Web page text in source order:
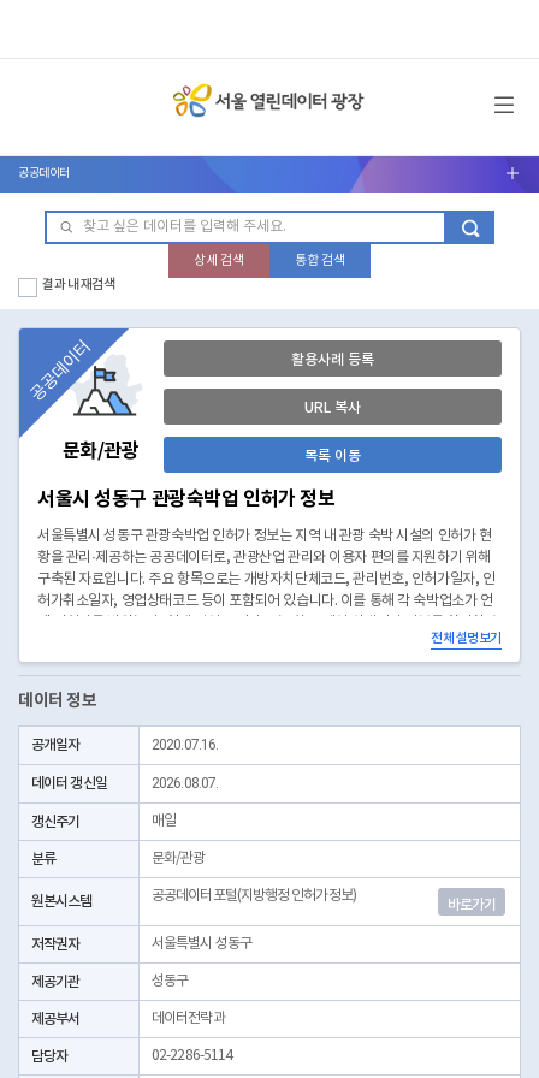
메뉴 열기
공공데이터 서브메뉴 열기
상세 검색
통합 검색
결과 내 재검색
문화/관광
공공데이터 활용사례 등록
URL 복사
목록 이동
서울시 성동구 관광숙박업 인허가 정보
서울특별시 성동구 관광숙박업 인허가 정보는 지역 내 관광 숙박 시설의 인허가 현
황을 관리·제공하는 공공데이터로, 관광산업 관리와 이용자 편의를 지원하기 위해
구축된 자료입니다. 주요 항목으로는 개방자치단체코드, 관리번호, 인허가일자, 인
허가취소일자, 영업상태코드 등이 포함되어 있습니다. 이를 통해 각 숙박업소가 언
있습니다. 해당 데이터는 성동구 내 관광 인프라의 현황과 변화를 파악할 수 있는 기
초자료로 활용되며, 행정기관은 합법적인 관광숙박업 관리, 불법 영업 단속, 정책 수
합법적으로 등록된 숙박시설 여부를 확인하여 안전하고 신뢰성 있는 숙박 서비스를
선택할 수 있습니다. 연구기관이나 학계는 관광산업 동향, 지역별 숙박업 분포, 영업
지속성 분석 등에 활용 가능하며, 민간 기업은 관광산업 투자, 숙박 수요 예측, 상권
분석 등 다양한 비즈니스 활용을 할 수 있습니다. 해당 데이터는 표준화된 구조로 제
지함으로써 성동구의 관광산업 정책과 이용자 편의를 동시에 지원합니다.
* 좌표안내 : 중부원점TM(EPSG:5174) 좌표계에 따른 해당위치의 좌표정보이며 위
경도 좌표는 제공하고 있지 않음
* 본 데이터는 3일전 자료를 제공합니다.
전체 설명보기
데이터 정보
공개일자 2020.07.16.
데이터 갱신일 2026.08.07.
갱신주기 매일
분류 문화/관광
원본시스템 공공데이터포털(지방행정 인허가정보)
바로가기
저작권자 서울특별시 성동구
제공기관 성동구
제공부서 데이터전략과
담당자 02-2286-5114